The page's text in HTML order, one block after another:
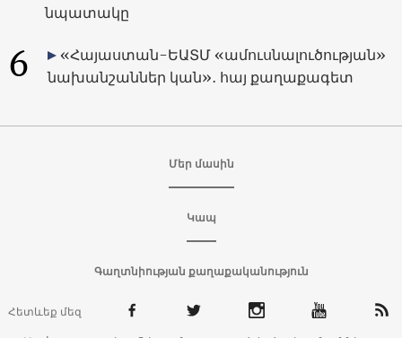
նպատակը
6
«Հայաստան-ԵԱՏՄ «ամուսնալուծության»
նախանշաններ կան»․ հայ քաղաքագետ
Մեր մասին
Կապ
Գաղտնիության քաղաքականություն
Հետևեք մեզ